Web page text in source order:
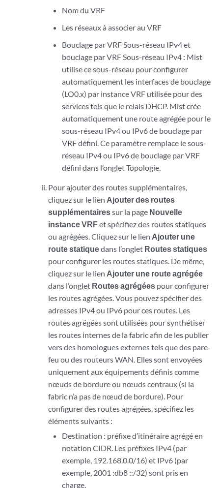
Nom du VRF
Les réseaux à associer au VRF
Bouclage par VRF Sous-réseau IPv4 et
bouclage par VRF Sous-réseau IPv4 : Mist
utilise ce sous-réseau pour configurer
automatiquement les interfaces de bouclage
(LO0.x) par instance VRF utilisée pour des
services tels que le relais DHCP. Mist crée
automatiquement une route agrégée pour le
sous-réseau IPv4 ou IPv6 de bouclage par
VRF défini. Ce paramètre remplace le sous-
réseau IPv4 ou IPv6 de bouclage par VRF
défini dans l’onglet Topologie.
Pour ajouter des routes supplémentaires,
cliquez sur le lien Ajouter des routes
supplémentairessur la page Nouvelle
instance VRFet spécifiez des routes statiques
ou agrégées. Cliquez sur le lien Ajouter une
route statiquedans l’onglet Routes statiques
pour configurer les routes statiques. De même,
cliquez sur le lien Ajouter une route agrégée
dans l’onglet Routes agrégées pour configurer
les routes agrégées. Vous pouvez spécifier des
adresses IPv4 ou IPv6 pour ces routes. Les
routes agrégées sont utilisées pour synthétiser
les routes internes de la fabric afin de les publier
vers des homologues externes tels que des pare-
feu ou des routeurs WAN. Elles sont envoyées
uniquement aux équipements définis comme
nœuds de bordure ou nœuds centraux (si la
fabric n’a pas de nœud de bordure). Pour
configurer des routes agrégées, spécifiez les
éléments suivants :
Destination : préfixe d’itinéraire agrégé en
notation CIDR. Les préfixes IPv4 (par
exemple, 192.168.0.0/16) et IPv6 (par
exemple, 2001 :db8 ::/32) sont pris en
charge.